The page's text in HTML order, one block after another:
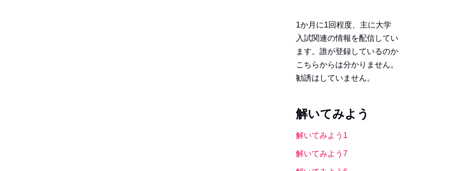
1か月に1回程度、主に大学
入試関連の情報を配信してい
ます。誰が登録しているのか
こちらからは分かりません。
勧誘はしていません。
解いてみよう
解いてみよう1
解いてみよう7